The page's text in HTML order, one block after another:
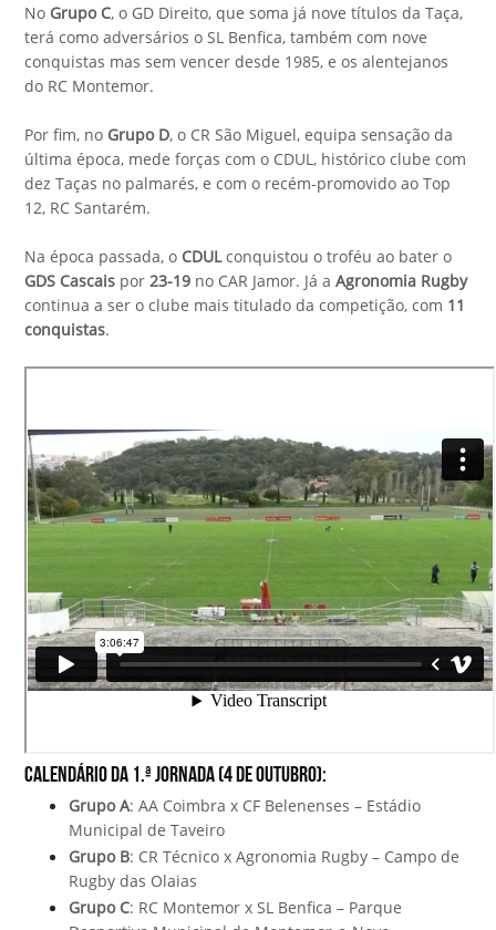
No Grupo C, o GD Direito, que soma já nove títulos da Taça,
terá como adversários o SL Benfica, também com nove
conquistas mas sem vencer desde 1985, e os alentejanos
do RC Montemor.
Por fim, no Grupo D, o CR São Miguel, equipa sensação da
última época, mede forças com o CDUL, histórico clube com
dez Taças no palmarés, e com o recém-promovido ao Top
12, RC Santarém.
Na época passada, o CDULconquistou o troféu ao bater o
GDS Cascais por23-19 no CAR Jamor. Já aAgronomia Rugby
continua a ser o clube mais titulado da competição, com 11
conquistas.
Calendário da 1.ª Jornada (4 de outubro):
Grupo A: AA Coimbra x CF Belenenses – Estádio
Municipal de Taveiro
Grupo B: CR Técnico x Agronomia Rugby – Campo de
Rugby das Olaias
Grupo C: RC Montemor x SL Benfica – Parque